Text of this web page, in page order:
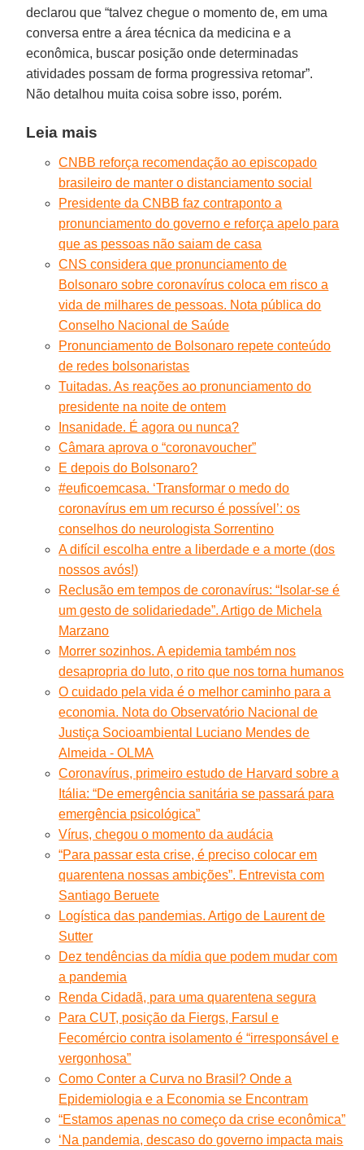
declarou que “talvez chegue o momento de, em uma
conversa entre a área técnica da medicina e a
econômica, buscar posição onde determinadas
atividades possam de forma progressiva retomar”.
Não detalhou muita coisa sobre isso, porém.
Leia mais
CNBB reforça recomendação ao episcopado
brasileiro de manter o distanciamento social
Presidente da CNBB faz contraponto a
pronunciamento do governo e reforça apelo para
que as pessoas não saiam de casa
CNS considera que pronunciamento de
Bolsonaro sobre coronavírus coloca em risco a
vida de milhares de pessoas. Nota pública do
Conselho Nacional de Saúde
Pronunciamento de Bolsonaro repete conteúdo
de redes bolsonaristas
Tuitadas. As reações ao pronunciamento do
presidente na noite de ontem
Insanidade. É agora ou nunca?
Câmara aprova o “coronavoucher”
E depois do Bolsonaro?
#euficoemcasa. ‘Transformar o medo do
coronavírus em um recurso é possível’: os
conselhos do neurologista Sorrentino
A difícil escolha entre a liberdade e a morte (dos
nossos avós!)
Reclusão em tempos de coronavírus: “Isolar-se é
um gesto de solidariedade”. Artigo de Michela
Marzano
Morrer sozinhos. A epidemia também nos
desapropria do luto, o rito que nos torna humanos
O cuidado pela vida é o melhor caminho para a
economia. Nota do Observatório Nacional de
Justiça Socioambiental Luciano Mendes de
Almeida - OLMA
Coronavírus, primeiro estudo de Harvard sobre a
Itália: “De emergência sanitária se passará para
emergência psicológica”
Vírus, chegou o momento da audácia
“Para passar esta crise, é preciso colocar em
quarentena nossas ambições”. Entrevista com
Santiago Beruete
Logística das pandemias. Artigo de Laurent de
Sutter
Dez tendências da mídia que podem mudar com
a pandemia
Renda Cidadã, para uma quarentena segura
Para CUT, posição da Fiergs, Farsul e
Fecomércio contra isolamento é “irresponsável e
vergonhosa”
Como Conter a Curva no Brasil? Onde a
Epidemiologia e a Economia se Encontram
“Estamos apenas no começo da crise econômica”
‘Na pandemia, descaso do governo impacta mais